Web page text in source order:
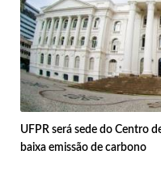
UFPR será sede do Centro
baixa emissão de carbono